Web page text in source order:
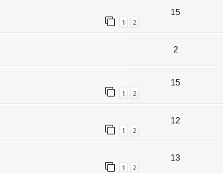
1 2
15
2
1 2
15
1 2
12
1 2
13